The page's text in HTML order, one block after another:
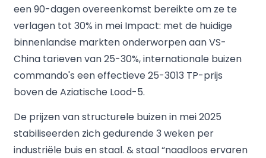
een 90-dagen overeenkomst bereikte om ze te
verlagen tot 30% in mei Impact: met de huidige
binnenlandse markten onderworpen aan VS-
China tarieven van 25-30%, internationale buizen
commando's een effectieve 25-3013 TP-prijs
boven de Aziatische Lood-5.
De prijzen van structurele buizen in mei 2025
stabiliseerden zich gedurende 3 weken per
industriële buis en staal. & staal “naadloos ervaren